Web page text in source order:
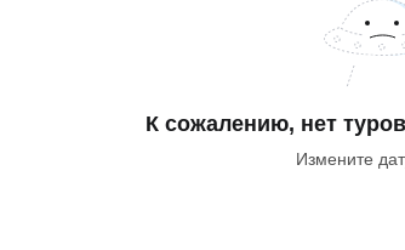
К сожалению, нет туров
Измените